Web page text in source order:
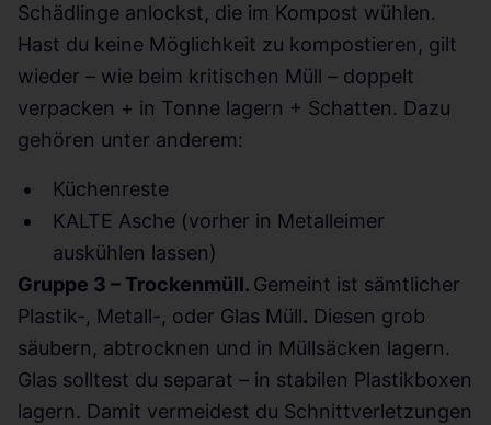
Schädlinge anlockst, die im Kompost wühlen.
Hast du keine Möglichkeit zu kompostieren, gilt
wieder – wie beim kritischen Müll – doppelt
verpacken + in Tonne lagern + Schatten. Dazu
gehören unter anderem:
Küchenreste
KALTE Asche (vorher in Metalleimer
auskühlen lassen)
Gruppe 3 – Trockenmüll. Gemeint ist sämtlicher
Plastik-, Metall-, oder Glas Müll. Diesen grob
säubern, abtrocknen und in Müllsäcken lagern.
Glas solltest du separat – in stabilen Plastikboxen
lagern. Damit vermeidest du Schnittverletzungen